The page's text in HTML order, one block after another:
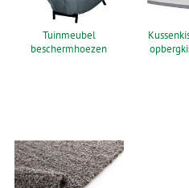
Tuinmeubel
beschermhoezen